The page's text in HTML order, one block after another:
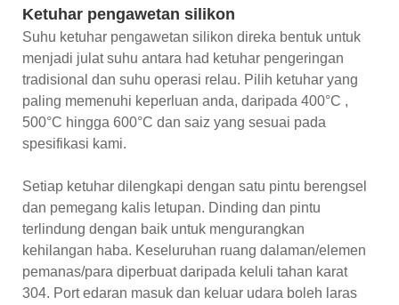
Ketuhar pengawetan silikon
Suhu ketuhar pengawetan silikon direka bentuk untuk
menjadi julat suhu antara had ketuhar pengeringan
tradisional dan suhu operasi relau. Pilih ketuhar yang
paling memenuhi keperluan anda, daripada 400°C ,
500°C hingga 600°C dan saiz yang sesuai pada
spesifikasi kami.
Setiap ketuhar dilengkapi dengan satu pintu berengsel
dan pemegang kalis letupan. Dinding dan pintu
terlindung dengan baik untuk mengurangkan
kehilangan haba. Keseluruhan ruang dalaman/elemen
pemanas/para diperbuat daripada keluli tahan karat
304. Port edaran masuk dan keluar udara boleh laras